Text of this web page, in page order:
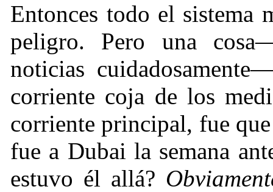
Entonces todo el sistema
peligro. Pero una
noticias
corriente coja de los
corriente principal, fue
fue a Dubai la semana
estuvo él allá?